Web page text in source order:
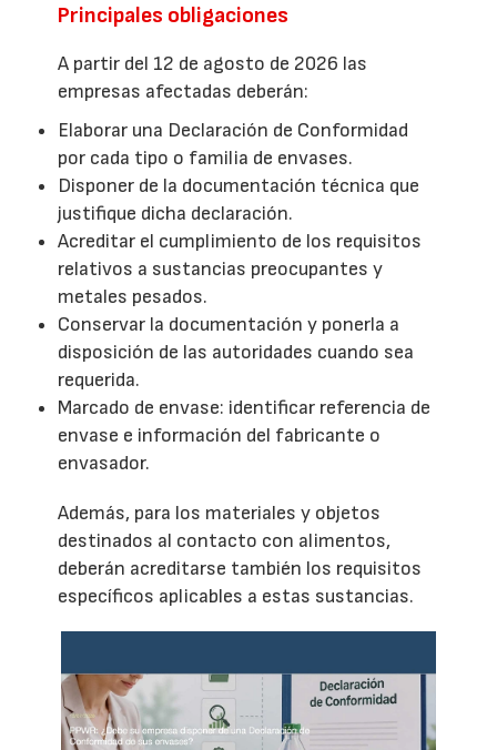
Principales obligaciones
A partir del 12 de agosto de 2026 las
empresas afectadas deberán:
Elaborar una Declaración de Conformidad
por cada tipo o familia de envases.
Disponer de la documentación técnica que
justifique dicha declaración.
Acreditar el cumplimiento de los requisitos
relativos a sustancias preocupantes y
metales pesados.
Conservar la documentación y ponerla a
disposición de las autoridades cuando sea
requerida.
Marcado de envase: identificar referencia de
envase e información del fabricante o
envasador.
Además, para los materiales y objetos
destinados al contacto con alimentos,
deberán acreditarse también los requisitos
específicos aplicables a estas sustancias.